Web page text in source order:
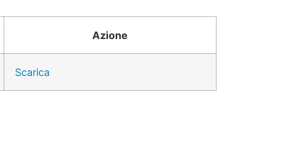
Azione
Scarica